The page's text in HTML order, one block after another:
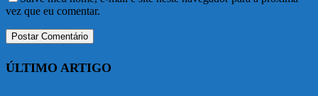
vez que eu comentar.
ÚLTIMO ARTIGO